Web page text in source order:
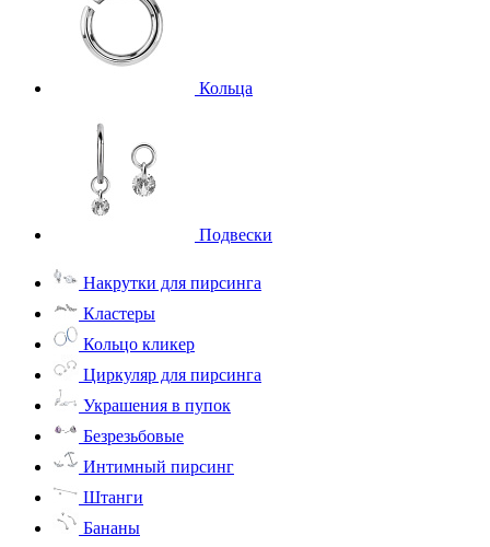
Кольца
Подвески
Накрутки для пирсинга
Кластеры
Кольцо кликер
Циркуляр для пирсинга
Украшения в пупок
Безрезьбовые
Интимный пирсинг
Штанги
Бананы